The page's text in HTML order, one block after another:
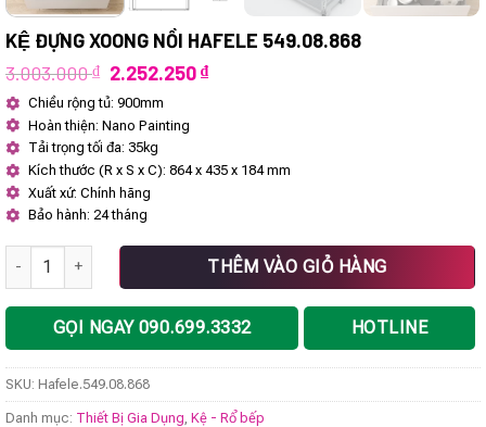
KỆ ĐỰNG XOONG NỒI HAFELE 549.08.868
3.003.000₫ Giá
gốc
là:
3.003.000 ₫.
2.252.250₫Giá
Chiều rộng tủ: 900mm
Hoàn thiện: Nano Painting
Tải trọng tối đa: 35kg
Kích thước (R x S x C): 864 x 435 x 184 mm
Xuất xứ: Chính hãng
Bảo hành: 24 tháng
Kệ đựng xoong nồi Hafele 549.08.868 số lượng
THÊM VÀO GIỎ HÀNG
GỌI NGAY 090.699.3332 HOTLINE
SKU: Hafele.549.08.868
Danh mục: Thiết Bị Gia Dụng Kệ - Rổ bếp